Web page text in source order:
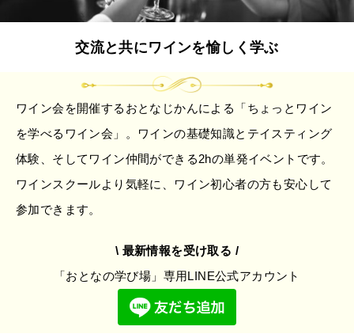
交流と共にワインを愉しく学ぶ
ワイン会を開催するおとなじかんによる「ちょっとワイン
を学べるワイン会」。ワインの基礎知識とテイスティング
体験、そしてワイン仲間ができる2hの単発イベントです。
ワインスクールより気軽に、ワイン初心者の方も安心して
参加できます。
\ 最新情報を受け取る /
「おとなの学び場」専用LINE公式アカウント